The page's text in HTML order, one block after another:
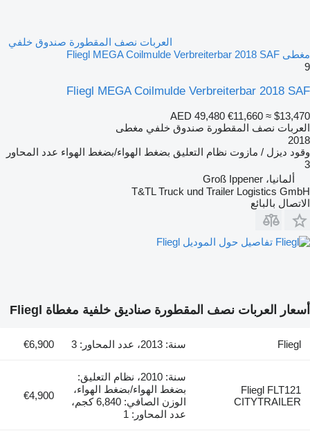
العربات نصف المقطورة صندوق خلفي
مغطى Fliegl MEGA Coilmulde Verbreiterbar 2018 SAF
9
Fliegl MEGA Coilmulde Verbreiterbar 2018 SAF
AED 49,480 €11,660 ≈ $13,470
العربات نصف المقطورة صندوق خلفي مغطى
2018
وقود ديزل / مازوت نظام التعليق بضغط الهواء/بضغط الهواء عدد المحاور
3
ألمانيا، Groß Ippener
T&TL Truck und Trailer Logistics GmbH
الاتصال بالبائع
تفاصيل حول الموديل Fliegl
أسعار العربات نصف المقطورة صناديق خلفية مغطاة Fliegl
Fliegl سنة: 2013، عدد المحاور: 3 €6,900
Fliegl FLT121
CITYTRAILER
سنة: 2010، نظام التعليق:
بضغط الهواء/بضغط الهواء،
الوزن الصافي: 6,840 كجم،
عدد المحاور: 1
€4,900